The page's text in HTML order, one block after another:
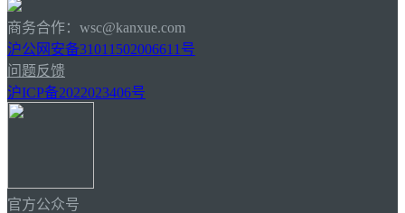
商务合作：wsc@kanxue.com
沪公网安备31011502006611号
问题反馈
沪ICP备2022023406号
官方公众号